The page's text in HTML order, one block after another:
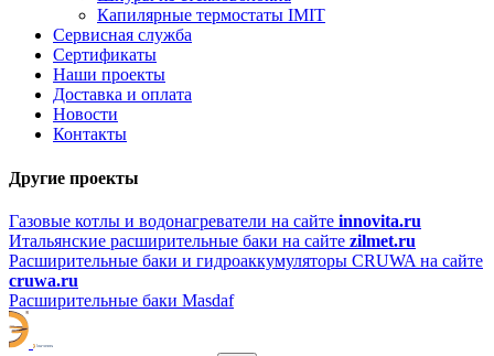
Капилярные термостаты IMIT
Сервисная служба
Сертификаты
Наши проекты
Доставка и оплата
Новости
Контакты
Другие проекты
Газовые котлы и водонагреватели на сайте innovita.ru
Итальянские расширительные баки на сайте zilmet.ru
Расширительные баки и гидроаккумуляторы CRUWA на сайте
cruwa.ru
Расширительные баки Masdaf